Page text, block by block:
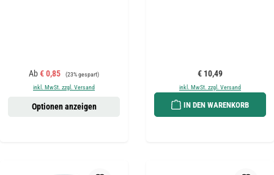
Verkaufspreis:
Ab€ 0,85 Regulärer Preis:
(23% gespart)
inkl. MwSt. zzgl. Versand
Optionen anzeigen
Regulärer Preis:
€ 10,49
inkl. MwSt. zzgl. Versand
IN DEN WARENKORB